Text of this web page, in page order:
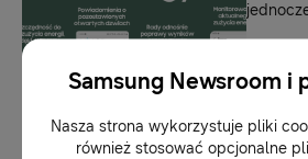
23-05-
1
Samsung Newsroom i
Nasza strona wykorzystuje pliki
również stosować opcjonalne